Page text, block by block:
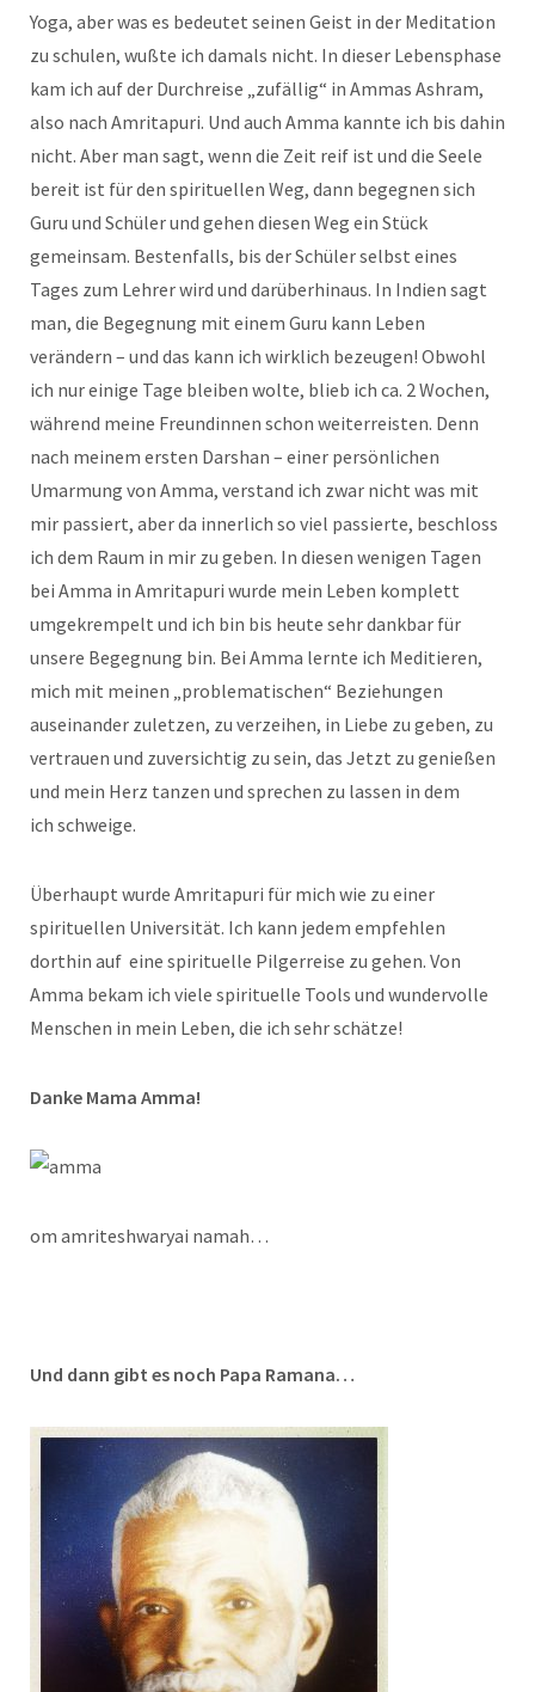
Yoga, aber was es bedeutet seinen Geist in der Meditation
zu schulen, wußte ich damals nicht. In dieser Lebensphase
kam ich auf der Durchreise „zufällig“ in Ammas Ashram,
also nach Amritapuri. Und auch Amma kannte ich bis dahin
nicht. Aber man sagt, wenn die Zeit reif ist und die Seele
bereit ist für den spirituellen Weg, dann begegnen sich
Guru und Schüler und gehen diesen Weg ein Stück
gemeinsam. Bestenfalls, bis der Schüler selbst eines
Tages zum Lehrer wird und darüberhinaus. In Indien sagt
man, die Begegnung mit einem Guru kann Leben
verändern – und das kann ich wirklich bezeugen! Obwohl
ich nur einige Tage bleiben wolte, blieb ich ca. 2 Wochen,
während meine Freundinnen schon weiterreisten. Denn
nach meinem ersten Darshan – einer persönlichen
Umarmung von Amma, verstand ich zwar nicht was mit
mir passiert, aber da innerlich so viel passierte, beschloss
ich dem Raum in mir zu geben. In diesen wenigen Tagen
bei Amma in Amritapuri wurde mein Leben komplett
umgekrempelt und ich bin bis heute sehr dankbar für
unsere Begegnung bin. Bei Amma lernte ich Meditieren,
mich mit meinen „problematischen“ Beziehungen
auseinander zuletzen, zu verzeihen, in Liebe zu geben, zu
vertrauen und zuversichtig zu sein, das Jetzt zu genießen
und mein Herz tanzen und sprechen zu lassen in dem
ich schweige.
Überhaupt wurde Amritapuri für mich wie zu einer
spirituellen Universität. Ich kann jedem empfehlen
dorthin auf eine spirituelle Pilgerreise zu gehen. Von
Amma bekam ich viele spirituelle Tools und wundervolle
Menschen in mein Leben, die ich sehr schätze!
Danke Mama Amma!
om amriteshwaryai namah…
Und dann gibt es noch Papa Ramana…